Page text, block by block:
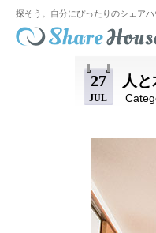
探そう。自分にぴったりのシェアハ
27
JUL
人